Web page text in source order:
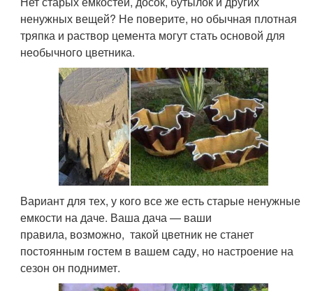
ненужных вещей? Не поверите, но обычная плотная
тряпка и раствор цемента могут стать основой для
необычного цветника.
Вариант для тех, у кого все же есть старые ненужные
емкости на даче. Ваша дача — ваши
правила, возможно, такой цветник не станет
постоянным гостем в вашем саду, но настроение на
сезон он поднимет.